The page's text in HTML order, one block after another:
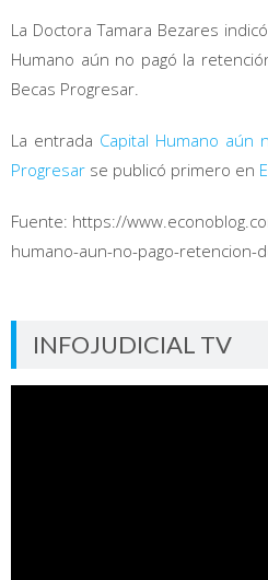
La Doctora Tamara Bezares
Humano aún no pagó la
Becas Progresar.
La entrada Capital Humano aún
Progresar se publicó primero en
Fuente: https://
humano-aun-no-pago-retencion-
INFOJUDICIAL TV